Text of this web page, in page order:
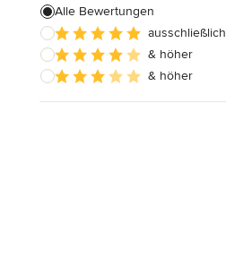
Alle Bewertungen
ausschließlich
& höher
& höher